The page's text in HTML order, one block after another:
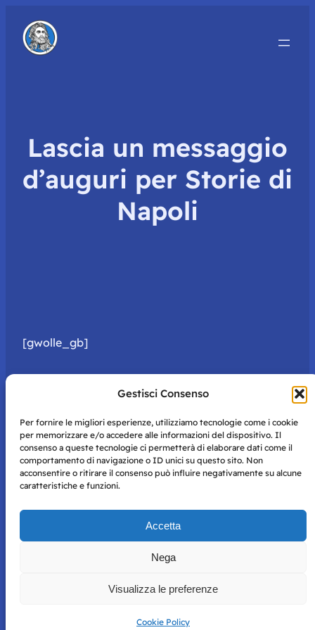
Gestisci Consenso
Per fornire le migliori esperienze, utilizziamo tecnologie come i cookie
per memorizzare e/o accedere alle informazioni del dispositivo. Il
consenso a queste tecnologie ci permetterà di elaborare dati come il
comportamento di navigazione o ID unici su questo sito. Non
acconsentire o ritirare il consenso può influire negativamente su alcune
caratteristiche e funzioni.
Accetta
Nega
Visualizza le preferenze
Cookie Policy
Lascia un messaggio
d’auguri per Storie di
Napoli
[gwolle_gb]
Storie di Napoli è una testata registrata presso il tribunale di
per mero scopo didattico e informativo.
perseguito secondo i termini di legge. Si nega l’utilizzo delle